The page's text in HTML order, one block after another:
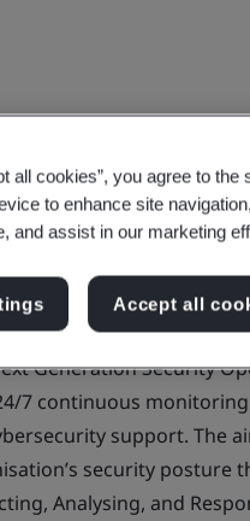
Generation Security
7 continuous
support. The
security posture
Analysing, and
all cookies”, you agree to the
to enhance site navigation,
and assist in our marketing
Accept all